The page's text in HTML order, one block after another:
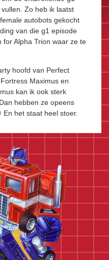
Zo heb ik laatst
autobots gekocht
van die g1 episode
for Alpha Trion waar ze te
hoofd van Perfect
Maximus en
kan ik ook sterk
hebben ze opeens
En het staat heel stoer.